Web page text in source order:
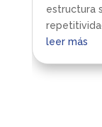
estructura
leer más